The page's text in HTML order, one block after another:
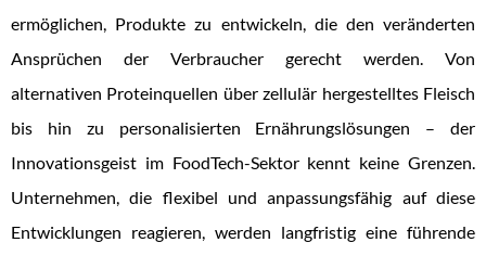
ermöglichen, Produkte zu entwickeln, die den veränderten
Ansprüchen der Verbraucher gerecht werden. Von
alternativen Proteinquellen über zellulär hergestelltes Fleisch
bis hin zu personalisierten Ernährungslösungen – der
Innovationsgeist im FoodTech-Sektor kennt keine Grenzen.
Unternehmen, die flexibel und anpassungsfähig auf diese
Entwicklungen reagieren, werden langfristig eine führende